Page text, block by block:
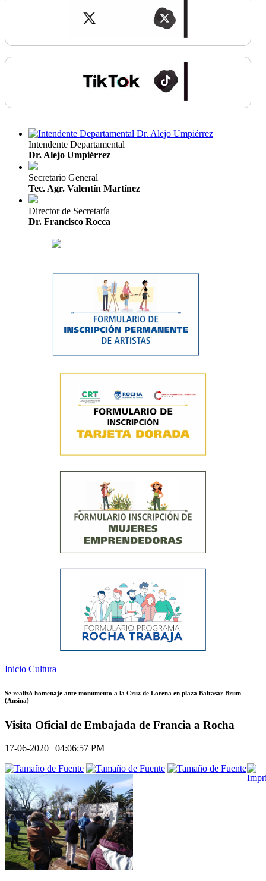
Intendente Departamental
Dr. Alejo Umpiérrez
Secretario General
Tec. Agr. Valentín Martínez
Director de Secretaría
Dr. Francisco Rocca
Inicio Cultura
Se realizó homenaje ante monumento a la Cruz de Lorena en plaza Baltasar Brum
(Ansina)
Visita Oficial de Embajada de Francia a Rocha
17-06-2020 | 04:06:57 PM